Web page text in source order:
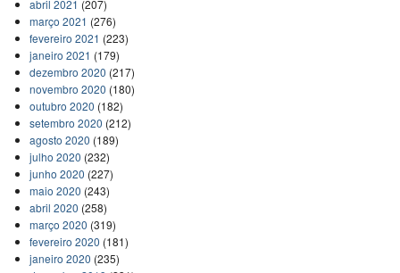
abril 2021 (207)
março 2021 (276)
fevereiro 2021 (223)
janeiro 2021 (179)
dezembro 2020 (217)
novembro 2020 (180)
outubro 2020 (182)
setembro 2020 (212)
agosto 2020 (189)
julho 2020 (232)
junho 2020 (227)
maio 2020 (243)
abril 2020 (258)
março 2020 (319)
fevereiro 2020 (181)
janeiro 2020 (235)